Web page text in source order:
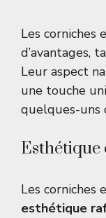
Les
d’avantages,
Leur aspect
une touche
quelques-uns
Esthétique
Les corniches
esthétique